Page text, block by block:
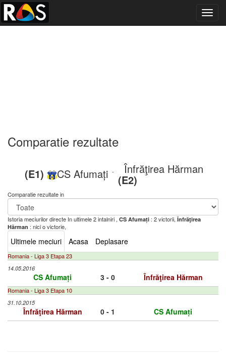
Comparatie rezultate
(E1) CS Afumați - Înfrăţirea Hărman
(E2)
Comparatie rezultate in
Istoria meciurilor directe In ultimele 2 intalniri , CS Afumați : 2 victorii,Înfrăţirea
Hărman : nici o victorie,
Ultimele meciuri Acasa Deplasare
Romania - Liga 3 Etapa 23
14.05.2016
CS Afumați 3 - 0 Înfrăţirea Hărman
Romania - Liga 3 Etapa 10
31.10.2015
Înfrăţirea Hărman 0 - 1 CS Afumați